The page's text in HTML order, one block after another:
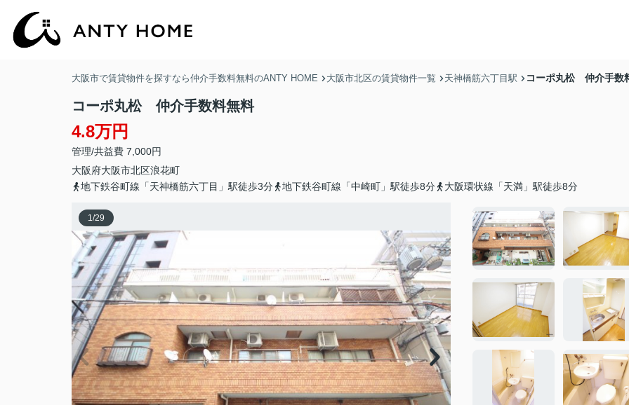
大阪市で賃貸物件を探すなら仲介手数料無料のANTY HOME 大阪市北区の賃貸物件一覧 天神橋筋六丁目駅 コーポ丸松 仲介手数
コーポ丸松 仲介手数料無料
4.8万円
管理/共益費 7,000円
大阪府大阪市北区浪花町
地下鉄谷町線「天神橋筋六丁目」駅徒歩3分
地下鉄谷町線「中崎町」駅徒歩8分 大阪環状線「天満」駅徒歩8分
1/29